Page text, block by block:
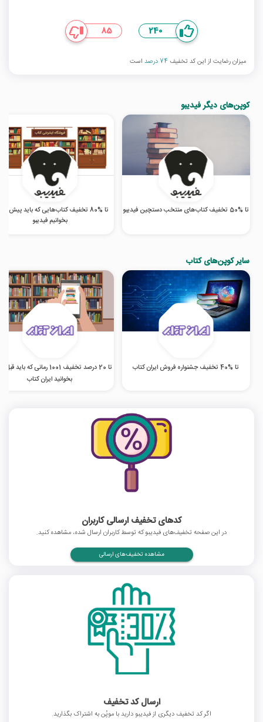
240
85
میزان رضایت از این کد تخفیف 74 درصد است
کوپن‌های دیگر فیدیبو
تا %50 تخفیف کتاب‌های منتخب دستچین فیدیبو
تا %80 تخفیف کتاب‌هایی که باید پیش
بخوانیم فیدیبو
سایر کوپن‌های کتاب
تا %40 تخفیف جشنواره فروش ایران کتاب
تا 20 درصد تخفیف 1001 رمانی که
بخوانید ایران کتاب
کدهای تخفیف ارسالی کاربران
در این صفحه تخفیف‌های فیدیبو که توسط کاربران ارسال شده، مشاهده کنید.
مشاهده تخفیف‌های ارسالی
ارسال کد تخفیف
اگر کد تخفیف دیگری از فیدیبو دارید با موپُن به اشتراک بگذارید.